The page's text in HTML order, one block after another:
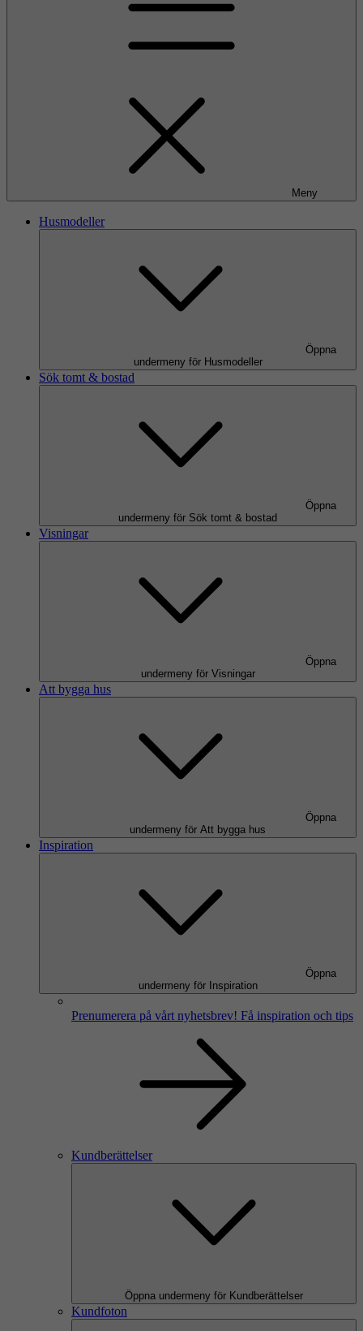
Meny
Husmodeller
Öppna
undermeny för Husmodeller
Sök tomt & bostad
Öppna
undermeny för Sök tomt & bostad
Visningar
Öppna
undermeny för Visningar
Att bygga hus
Öppna
undermeny för Att bygga hus
Inspiration
Öppna
undermeny för Inspiration
Prenumerera på vårt nyhetsbrev! Få inspiration och tips
Kundberättelser
Öppna undermeny för Kundberättelser
Kundfoton